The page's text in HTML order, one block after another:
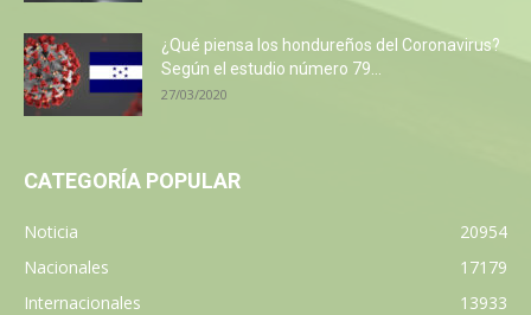
¿Qué piensa los hondureños del Coronavirus?
Según el estudio número 79...
27/03/2020
CATEGORÍA POPULAR
Noticia
20954
Nacionales
17179
Internacionales
13933